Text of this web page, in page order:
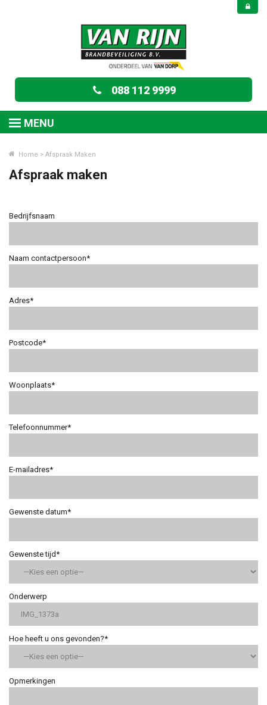
088 112 9999
MENU
Home > Afspraak Maken
Afspraak maken
Bedrijfsnaam
Naam contactpersoon*
Adres*
Postcode*
Woonplaats*
Telefoonnummer*
E-mailadres*
Gewenste datum*
Gewenste tijd*
Onderwerp
Hoe heeft u ons gevonden?*
Opmerkingen